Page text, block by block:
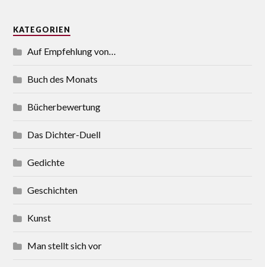
KATEGORIEN
Auf Empfehlung von…
Buch des Monats
Bücherbewertung
Das Dichter-Duell
Gedichte
Geschichten
Kunst
Man stellt sich vor